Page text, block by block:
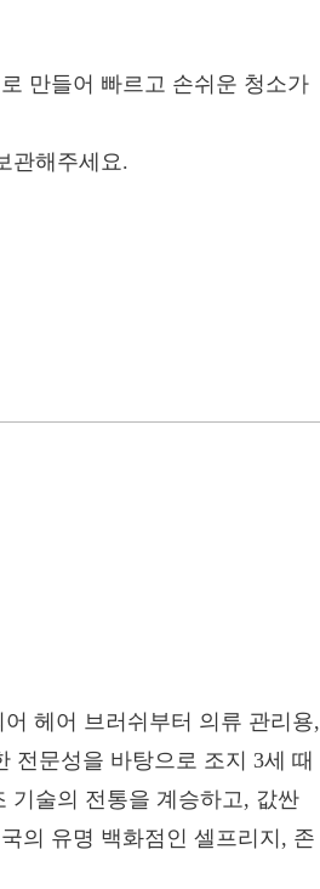
만들어 빠르고 손쉬운 청소가
관해주세요.
헤어 브러쉬부터 의류 관리용,
전문성을 바탕으로 조지 3세 때
기술의 전통을 계승하고, 값싼
의 유명 백화점인 셀프리지, 존